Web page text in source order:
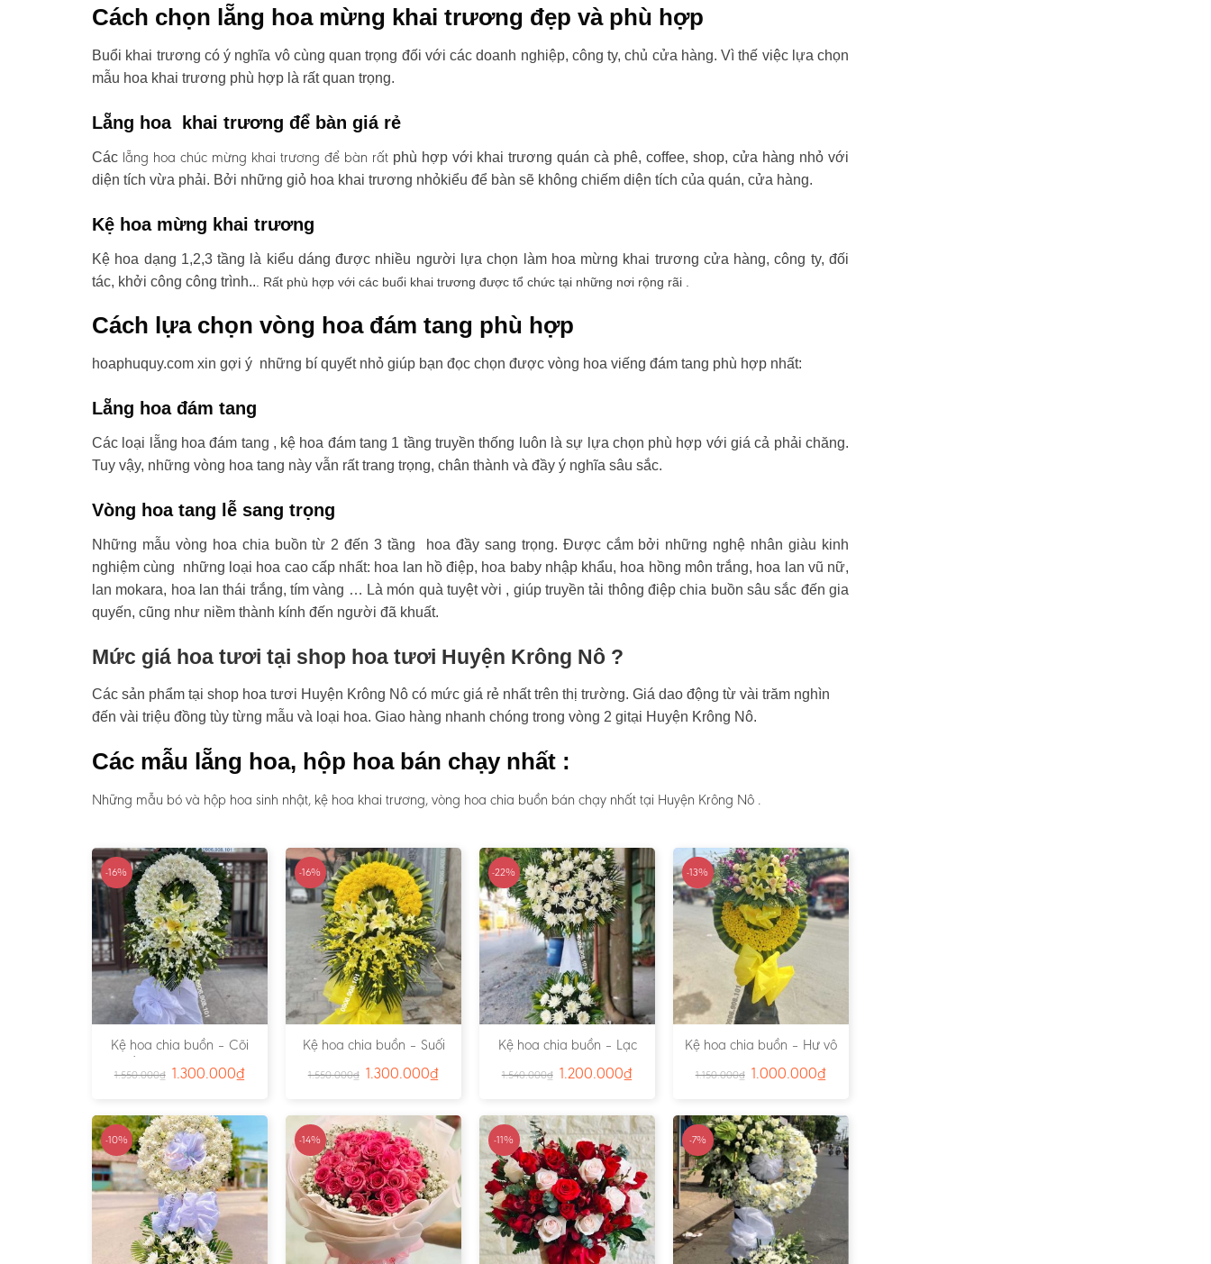
Cách chọn lẵng hoa mừng khai trương đẹp và phù hợp
Buổi khai trương có ý nghĩa vô cùng quan trọng đối với các doanh nghiệp, công ty, chủ cửa hàng. Vì thế việc lựa chọn
mẫu hoa khai trương phù hợp là rất quan trọng.
Lẵng hoa khai trương để bàn giá rẻ
Các lẵng hoa chúc mừng khai trương để bàn rấtphù hợp với khai trương quán cà phê, coffee, shop, cửa hàng nhỏ với
diện tích vừa phải. Bởi những giỏ hoa khai trương nhỏkiểu để bàn sẽ không chiếm diện tích của quán, cửa hàng.
Kệ hoa mừng khai trương
Kệ hoa dạng 1,2,3 tầng là kiểu dáng được nhiều người lựa chọn làm hoa mừng khai trương cửa hàng, công ty, đối
tác, khởi công công trình.. . Rất phù hợp với các buổi khai trương được tổ chức tại những nơi rộng rãi .
Cách lựa chọn vòng hoa đám tang phù hợp
hoaphuquy.com xin gợi ý những bí quyết nhỏ giúp bạn đọc chọn được vòng hoa viếng đám tang phù hợp nhất:
Lẵng hoa đám tang
Các loại lẵng hoa đám tang , kệ hoa đám tang 1 tầng truyền thống luôn là sự lựa chọn phù hợp với giá cả phải chăng.
Tuy vậy, những vòng hoa tang này vẫn rất trang trọng, chân thành và đầy ý nghĩa sâu sắc.
Vòng hoa tang lễ sang trọng
Những mẫu vòng hoa chia buồn từ 2 đến 3 tầng hoa đầy sang trọng. Được cắm bởi những nghệ nhân giàu kinh
nghiệm cùng những loại hoa cao cấp nhất: hoa lan hồ điệp, hoa baby nhập khẩu, hoa hồng môn trắng, hoa lan vũ nữ,
lan mokara, hoa lan thái trắng, tím vàng … Là món quà tuyệt vời , giúp truyền tải thông điệp chia buồn sâu sắc đến gia
quyến, cũng như niềm thành kính đến người đã khuất.
Mức giá hoa tươi tại shop hoa tươi Huyện Krông Nô ?
Các sản phẩm tại shop hoa tươi Huyện Krông Nô có mức giá rẻ nhất trên thị trường. Giá dao động từ vài trăm nghìn
đến vài triệu đồng tùy từng mẫu và loại hoa. Giao hàng nhanh chóng trong vòng 2 gitại Huyện Krông Nô.
Các mẫu lẵng hoa, hộp hoa bán chạy nhất :
Những mẫu bó và hộp hoa sinh nhật, kệ hoa khai trương, vòng hoa chia buồn bán chạy nhất tại Huyện Krông Nô .
-16%
Kệ hoa chia buồn – Cõi
Trần Gian – Ms:4724
1.550.000₫ 1.300.000₫
-16%
Kệ hoa chia buồn – Suối
1.550.000₫ 1.300.000₫
-22%
Kệ hoa chia buồn – Lạc
1.540.000₫ 1.200.000₫
-13%
Kệ hoa chia buồn – Hư vô
1.150.000₫ 1.000.000₫
-10% -14% -11% -7%